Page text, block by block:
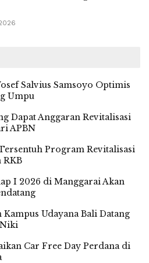
Salvius Samsoyo Optimis
Umpu
Dapat Anggaran Revitalisasi
APBN
Program Revitalisasi
RKB
I 2026 di Manggarai Akan
Kampus Udayana Bali Datang
Car Free Day Perdana di